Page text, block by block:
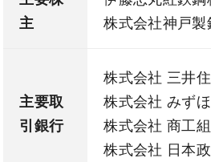
主
株式会社神戸製
主要取
引銀行
株式会社 三井
株式会社 みず
株式会社 商工
株式会社 日本